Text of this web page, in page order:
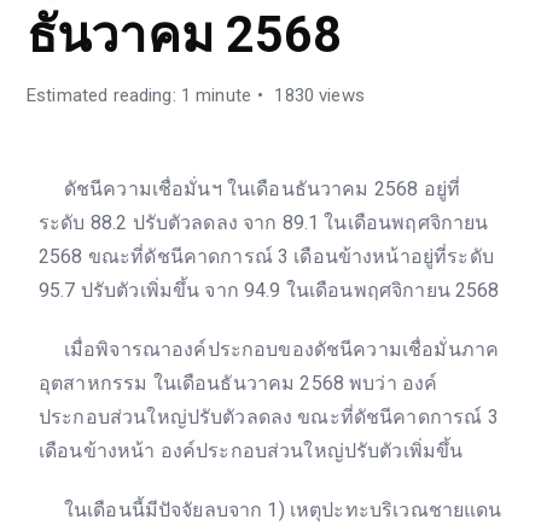
ธันวาคม 2568
Estimated reading: 1 minute 1830 views
ดัชนีความเชื่อมั่นฯ ในเดือนธันวาคม 2568 อยู่ที่
ระดับ 88.2 ปรับตัวลดลง จาก 89.1 ในเดือนพฤศจิกายน
2568 ขณะที่ดัชนีคาดการณ์ 3 เดือนข้างหน้าอยู่ที่ระดับ
95.7 ปรับตัวเพิ่มขึ้น จาก 94.9 ในเดือนพฤศจิกายน 2568
เมื่อพิจารณาองค์ประกอบของดัชนีความเชื่อมั่นภาค
อุตสาหกรรม ในเดือนธันวาคม 2568 พบว่า องค์
ประกอบส่วนใหญ่ปรับตัวลดลง ขณะที่ดัชนีคาดการณ์ 3
เดือนข้างหน้า องค์ประกอบส่วนใหญ่ปรับตัวเพิ่มขึ้น
ในเดือนนี้มีปัจจัยลบจาก 1) เหตุปะทะบริเวณชายแดน